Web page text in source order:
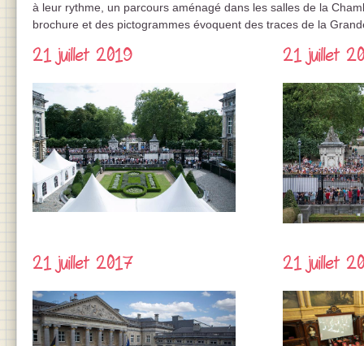
à leur rythme, un parcours aménagé dans les salles de la
brochure et des pictogrammes évoquent des traces de la
21 juillet 2019 21 juillet
21 juillet 2017 21 juillet